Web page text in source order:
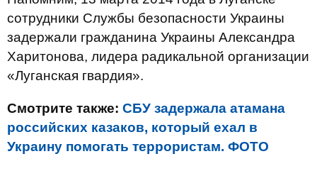
сотрудники Службы безопасности Украины
задержали гражданина Украины Александра
Харитонова, лидера радикальной организации
«Луганская гвардия».
Смотрите также: СБУ задержала атамана
российских казаков, который ехал в
Украину помогать террористам. ФОТО